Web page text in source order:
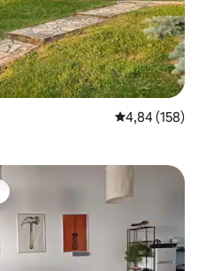
Évaluation
4,84 (158)
plus appréciés